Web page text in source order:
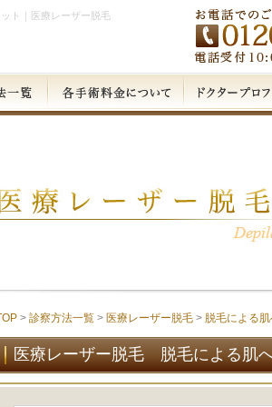
ト｜医療レーザー脱毛
> 診察方法一覧 > 医療レーザー脱毛 > 脱毛による
医療レーザー脱毛 脱毛による肌